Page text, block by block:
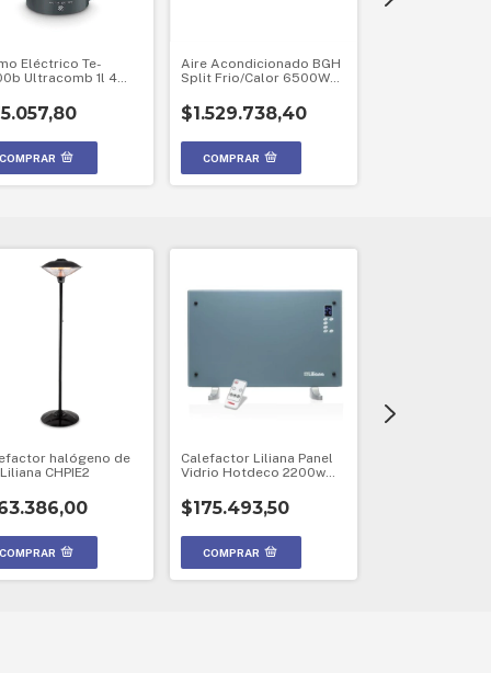
Eléctrico Te-
Ultracomb 1l 4
Aire Acondicionado BGH
Split Frio/Calor 6500W
$1.529.738,40
halógeno de
CHPIE2
Calefactor Liliana Panel
Vidrio Hotdeco 2200w
$175.493,50